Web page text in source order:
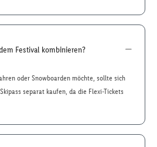
Festival kombinieren?
oder Snowboarden möchte, sollte sich
separat kaufen, da die Flexi-Tickets